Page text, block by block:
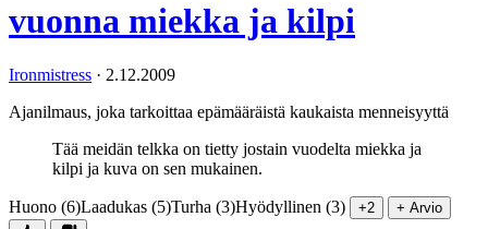
vuonna miekka ja kilpi
Ironmistress · 2.12.2009
Ajanilmaus, joka tarkoittaa epämääräistä kaukaista menneisyyttä
Tää meidän telkka on tietty jostain vuodelta miekka ja
kilpi ja kuva on sen mukainen.
Huono (6)Laadukas (5)Turha (3)Hyödyllinen (3) +2 + Arvio